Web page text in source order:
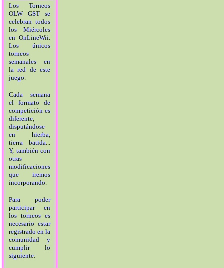
Los Torneos
OLW GST se
celebran todos
los Miércoles
en OnLineWii.
Los únicos
torneos
semanales en
la red de este
juego.
Cada semana
el formato de
competición es
diferente,
disputándose
en hierba,
tierra batida...
Y, también con
otras
modificaciones
que iremos
incorporando.
Para poder
participar en
los torneos es
necesario estar
registrado en la
comunidad y
cumplir lo
siguiente: